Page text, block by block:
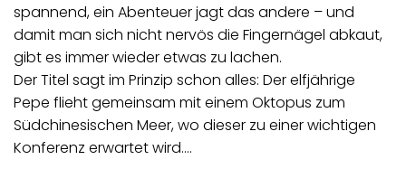
spannend, ein Abenteuer jagt das andere – und
damit man sich nicht nervös die Fingernägel abkaut,
gibt es immer wieder etwas zu lachen.
Der Titel sagt im Prinzip schon alles: Der elfjährige
Pepe flieht gemeinsam mit einem Oktopus zum
Südchinesischen Meer, wo dieser zu einer wichtigen
Konferenz erwartet wird.…